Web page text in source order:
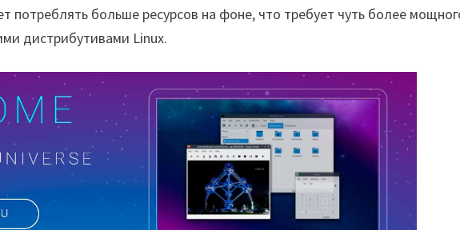
потреблять больше ресурсов на фоне, что требует чуть более
дистрибутивами Linux.